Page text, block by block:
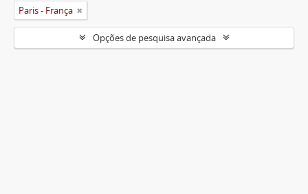
Paris - França
Opções de pesquisa avançada